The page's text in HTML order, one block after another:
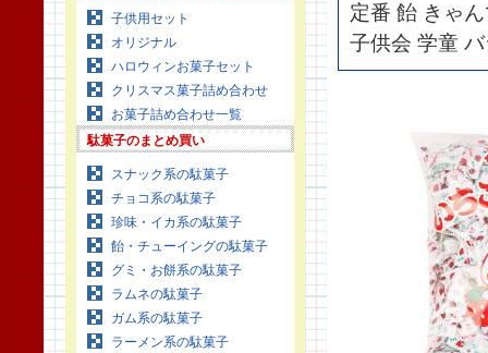
子供用セット
オリジナル
ハロウィンお菓子セット
クリスマス菓子詰め合わせ
お菓子詰め合わせ一覧
駄菓子のまとめ買い
スナック系の駄菓子
チョコ系の駄菓子
珍味・イカ系の駄菓子
飴・チューイングの駄菓子
グミ・お餅系の駄菓子
ラムネの駄菓子
ガム系の駄菓子
ラーメン系の駄菓子
定番 飴 きゃ
子供会 学童